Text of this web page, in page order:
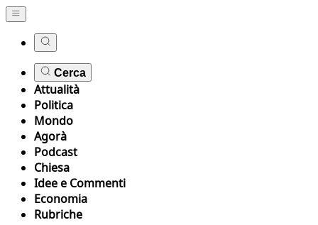
Cerca
Attualità
Politica
Mondo
Agorà
Podcast
Chiesa
Idee e Commenti
Economia
Rubriche